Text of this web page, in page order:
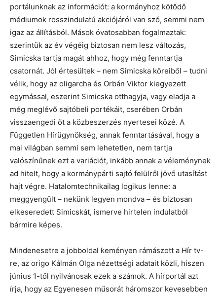
portálunknak az információt: a kormányhoz kötődő
médiumok rosszindulatú akciójáról van szó, semmi nem
igaz az állításból. Mások óvatosabban fogalmaztak:
szerintük az év végéig biztosan nem lesz változás,
Simicska tartja magát ahhoz, hogy még fenntartja
csatornát. Jól értesültek – nem Simicska köreiből – tudni
vélik, hogy az oligarcha és Orbán Viktor kiegyezett
egymással, eszerint Simicska otthagyja, vagy eladja a
még meglévő sajtóbeli portékáit, cserében Orbán
visszaengedi őt a közbeszerzés nyertesei közé. A
Független Hírügynökség, annak fenntartásával, hogy a
mai világban semmi sem lehetetlen, nem tartja
valószínűnek ezt a variációt, inkább annak a véleménynek
ad hitelt, hogy a kormánypárti sajtó felülről jövő utasítást
hajt végre. Hatalomtechnikailag logikus lenne: a
meggyengült – nekünk legyen mondva – és biztosan
elkeseredett Simicskát, ismerve hirtelen indulatból
bármire képes.
Mindenesetre a jobboldal keményen rámászott a Hír tv-
re, az origo Kálmán Olga nézettségi adatait közli, hiszen
június 1-től nyilvánosak ezek a számok. A hírportál azt
írja, hogy az Egyenesen műsorát háromszor kevesebben